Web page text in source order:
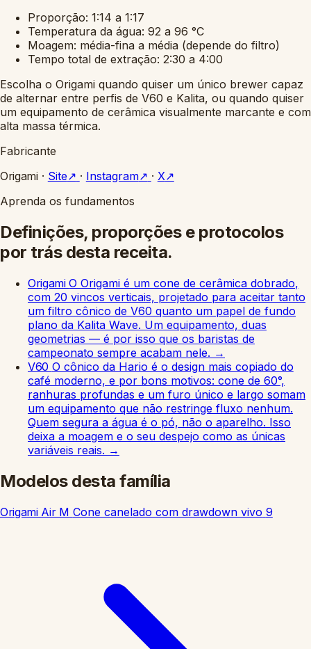
Proporção: 1:14 a 1:17
Temperatura da água: 92 a 96 °C
Moagem: média-fina a média (depende do filtro)
Tempo total de extração: 2:30 a 4:00
Escolha o Origami quando quiser um único brewer capaz
de alternar entre perfis de V60 e Kalita, ou quando quiser
um equipamento de cerâmica visualmente marcante e com
alta massa térmica.
Fabricante
Origami · Site↗ · Instagram↗ · X↗
Aprenda os fundamentos
Definições, proporções e protocolos
por trás desta receita.
OrigamiO Origami é um cone de cerâmica dobrado,
com 20 vincos verticais, projetado para aceitar tanto
um filtro cônico de V60 quanto um papel de fundo
plano da Kalita Wave. Um equipamento, duas
geometrias — é por isso que os baristas de
campeonato sempre acabam nele. →
V60 O cônico da Hario é o design mais copiado do
café moderno, e por bons motivos: cone de 60°,
ranhuras profundas e um furo único e largo somam
um equipamento que não restringe fluxo nenhum.
Quem segura a água é o pó, não o aparelho. Isso
deixa a moagem e o seu despejo como as únicas
variáveis reais. →
Modelos desta família
Origami Air M Cone canelado com drawdown vivo 9